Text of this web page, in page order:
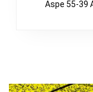
Aspe 55-39